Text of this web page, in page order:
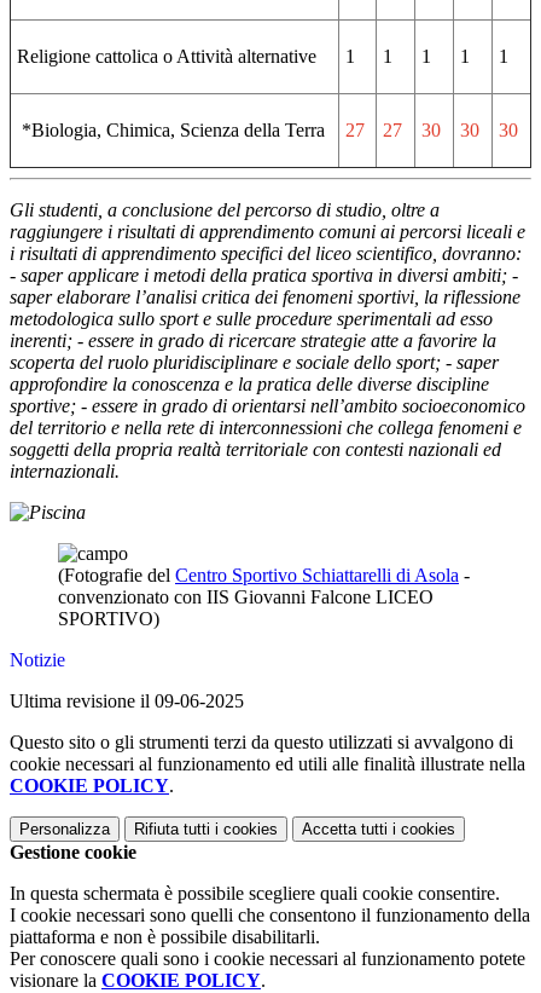
Religione cattolica o Attività alternative 1 1 1 1 1
*Biologia, Chimica, Scienza della Terra 27 27 30 30 30
Gli studenti, a conclusione del percorso di studio, oltre a
raggiungere i risultati di apprendimento comuni ai percorsi liceali e
i risultati di apprendimento specifici del liceo scientifico, dovranno:
- saper applicare i metodi della pratica sportiva in diversi ambiti; -
saper elaborare l’analisi critica dei fenomeni sportivi, la riflessione
metodologica sullo sport e sulle procedure sperimentali ad esso
inerenti; - essere in grado di ricercare strategie atte a favorire la
scoperta del ruolo pluridisciplinare e sociale dello sport; - saper
approfondire la conoscenza e la pratica delle diverse discipline
sportive; - essere in grado di orientarsi nell’ambito socioeconomico
del territorio e nella rete di interconnessioni che collega fenomeni e
soggetti della propria realtà territoriale con contesti nazionali ed
internazionali.
(Fotografie del Centro Sportivo Schiattarelli di Asola -
convenzionato con IIS Giovanni Falcone LICEO
SPORTIVO)
Notizie
Ultima revisione il 09-06-2025
Questo sito o gli strumenti terzi da questo utilizzati si avvalgono di
cookie necessari al funzionamento ed utili alle finalità illustrate nella
COOKIE POLICY.
Personalizza Rifiuta tutti i cookies Accetta tutti i cookies
Gestione cookie
In questa schermata è possibile scegliere quali cookie consentire.
I cookie necessari sono quelli che consentono il funzionamento della
piattaforma e non è possibile disabilitarli.
Per conoscere quali sono i cookie necessari al funzionamento potete
visionare la COOKIE POLICY.